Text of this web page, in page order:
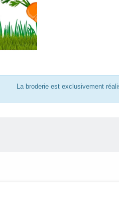
La broderie est exclusivement